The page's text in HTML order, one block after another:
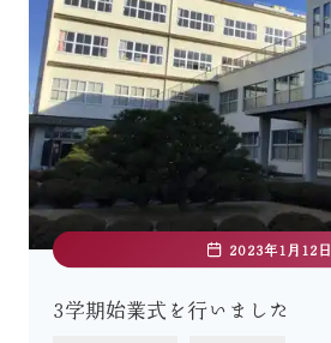
2023年1月12日
3学期始業式を行いました